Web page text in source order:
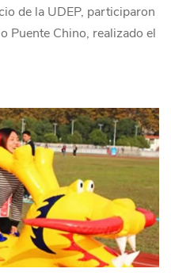
de la UDEP, participaron
Puente Chino, realizado el